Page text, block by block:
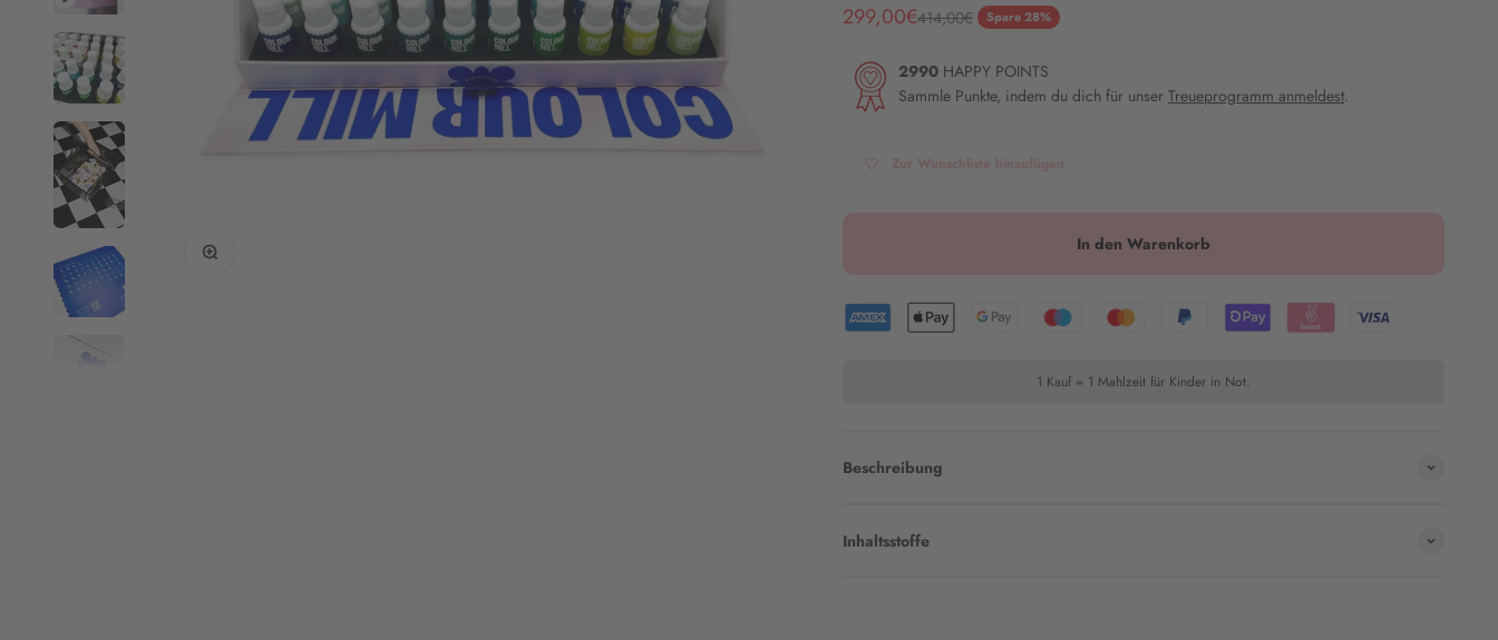
Angebot
299,00€Regulärer Preis
414,00€ Spare 28%
2990 HAPPY POINTS
Sammle Punkte, indem du dich für unser Treueprogramm anmeldest.
In den Warenkorb
1 Kauf = 1 Mahlzeit für Kinder in Not.
Beschreibung
Inhaltsstoffe